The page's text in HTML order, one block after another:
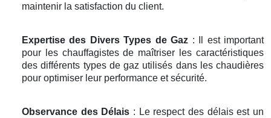
maintenir la satisfaction du client.
Expertise des Divers Types de Gaz : Il est important
pour les chauffagistes de maîtriser les caractéristiques
des différents types de gaz utilisés dans les chaudières
pour optimiser leur performance et sécurité.
Observance des Délais : Le respect des délais est un